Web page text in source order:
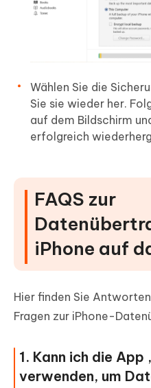
Wählen Sie die
Sie sie wieder her.
auf dem Bildschirm
erfolgreich
FAQS zur
iPhone auf
Hier finden Sie
Fragen zur iPhone-
1. Kann ich die App
verwenden, um